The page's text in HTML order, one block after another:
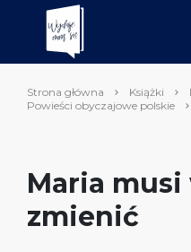
Strona główna Książki
Powieści obyczajowe polskie
Maria
zmienić